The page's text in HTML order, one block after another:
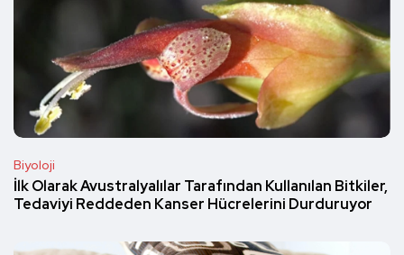
Biyoloji
İlk Olarak Avustralyalılar Tarafından Kullanılan Bitkiler,
Tedaviyi Reddeden Kanser Hücrelerini Durduruyor